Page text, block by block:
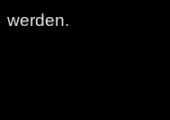
werden.